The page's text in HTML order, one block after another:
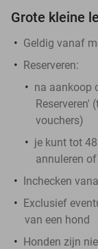
Grote kleine
Geldig vanaf
Reserveren:
na aankoop
Reserveren'
vouchers)
je kunt tot
annuleren
Inchecken
Exclusief
van een hond
Honden zijn